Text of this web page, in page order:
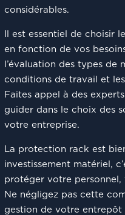
considérables.
Il est essentiel de choisir
en fonction de vos
l’évaluation des types de
conditions de travail et
Faites appel à des
guider dans le choix des
votre entreprise.
La protection rack est
investissement matériel,
protéger votre
Ne négligez pas cette
gestion de votre